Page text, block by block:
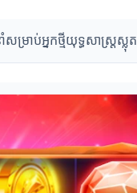
ម្រាប់អ្នកថ្មីយុទ្ធសាស្ត្រស្លុត